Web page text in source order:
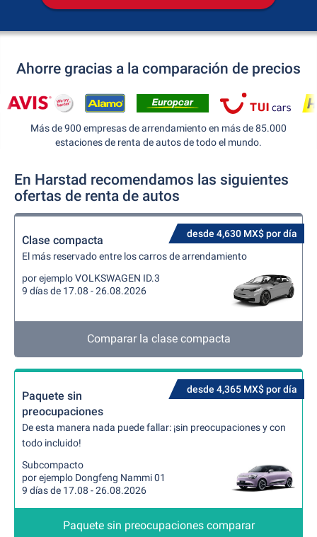
Ahorre gracias a la comparación de precios
Más de 900 empresas de arrendamiento en más de 85.000
estaciones de renta de autos de todo el mundo.
En Harstad recomendamos las siguientes
ofertas de renta de autos
desde 4,630 MX$ por día
Clase compacta
El más reservado entre los carros de arrendamiento
por ejemplo VOLKSWAGEN ID.3
9 días de 17.08 - 26.08.2026
Comparar la clase compacta
desde 4,365 MX$ por día
Paquete sin
preocupaciones
De esta manera nada puede fallar: ¡sin preocupaciones y con
todo incluido!
Subcompacto
por ejemplo Dongfeng Nammi 01
9 días de 17.08 - 26.08.2026
Paquete sin preocupaciones comparar